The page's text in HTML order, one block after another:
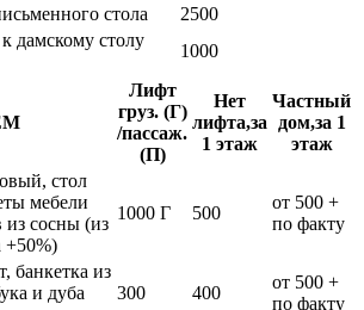
стола
2500
дамскому столу
1000
Лифт
груз. (Г)
/пассаж.
(П)
Нет
лифта,за
1 этаж
Частный
дом,за 1
этаж
стол
мебели
из сосны (из
+50%)
1000 Г 500
от 500 +
по факту
банкетка из
и дуба
300 400
от 500 +
по факту